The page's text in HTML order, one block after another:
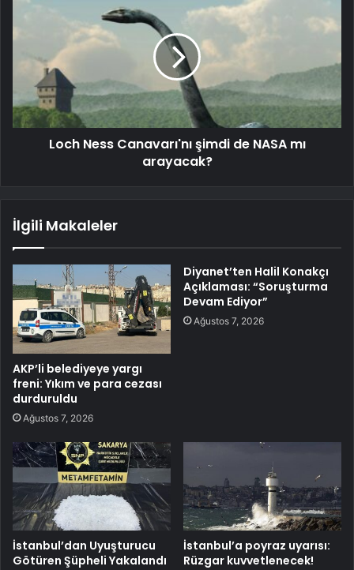
Loch Ness Canavarı'nı şimdi de NASA mı
arayacak?
İlgili Makaleler
AKP’li belediyeye yargı
freni: Yıkım ve para cezası
durduruldu
Ağustos 7, 2026
Diyanet’ten Halil Konakçı
Açıklaması: “Soruşturma
Devam Ediyor”
Ağustos 7, 2026
İstanbul’dan Uyuşturucu
Götüren Şüpheli Yakalandı
İstanbul’a poyraz uyarısı:
Rüzgar kuvvetlenecek!